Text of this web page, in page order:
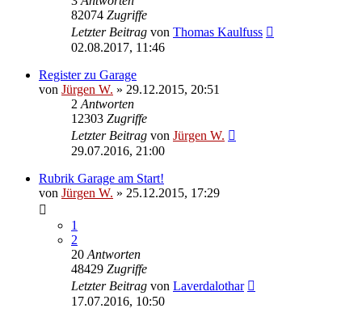
82074 Zugriffe
Letzter Beitrag von Thomas Kaulfuss
02.08.2017, 11:46
Register zu Garage
von Jürgen W. » 29.12.2015, 20:51
2 Antworten
12303 Zugriffe
Letzter Beitrag von Jürgen W.
29.07.2016, 21:00
Rubrik Garage am Start!
von Jürgen W. » 25.12.2015, 17:29
1
2
20 Antworten
48429 Zugriffe
Letzter Beitrag von Laverdalothar
17.07.2016, 10:50